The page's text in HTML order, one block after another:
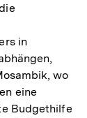
in
wo
eine
Budgethilfe